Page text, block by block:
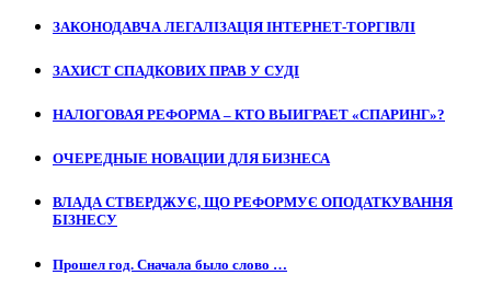
ЗАКОНОДАВЧА ЛЕГАЛІЗАЦІЯ ІНТЕРНЕТ-ТОРГІВЛІ
ЗАХИСТ СПАДКОВИХ ПРАВ У СУДІ
НАЛОГОВАЯ РЕФОРМА – КТО ВЫИГРАЕТ «СПАРИНГ»?
ОЧЕРЕДНЫЕ НОВАЦИИ ДЛЯ БИЗНЕСА
ВЛАДА СТВЕРДЖУЄ, ЩО РЕФОРМУЄ ОПОДАТКУВАННЯ
БІЗНЕСУ
Прошел год. Сначала было слово …